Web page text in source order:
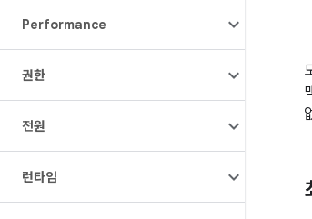
Performance
권한
전원
런타임